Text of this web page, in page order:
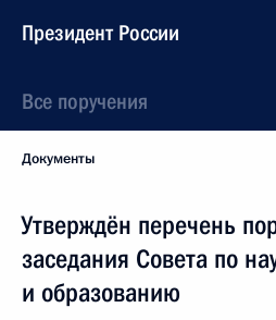
Президент России
Все поручения
Документы
Утверждён перечень
заседания Совета по
и образованию